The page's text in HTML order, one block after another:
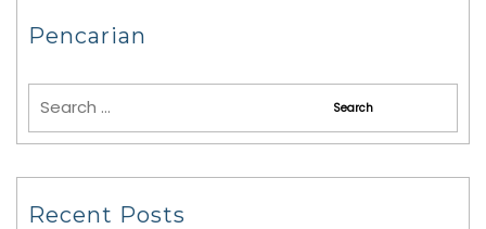
Pencarian
Recent Posts